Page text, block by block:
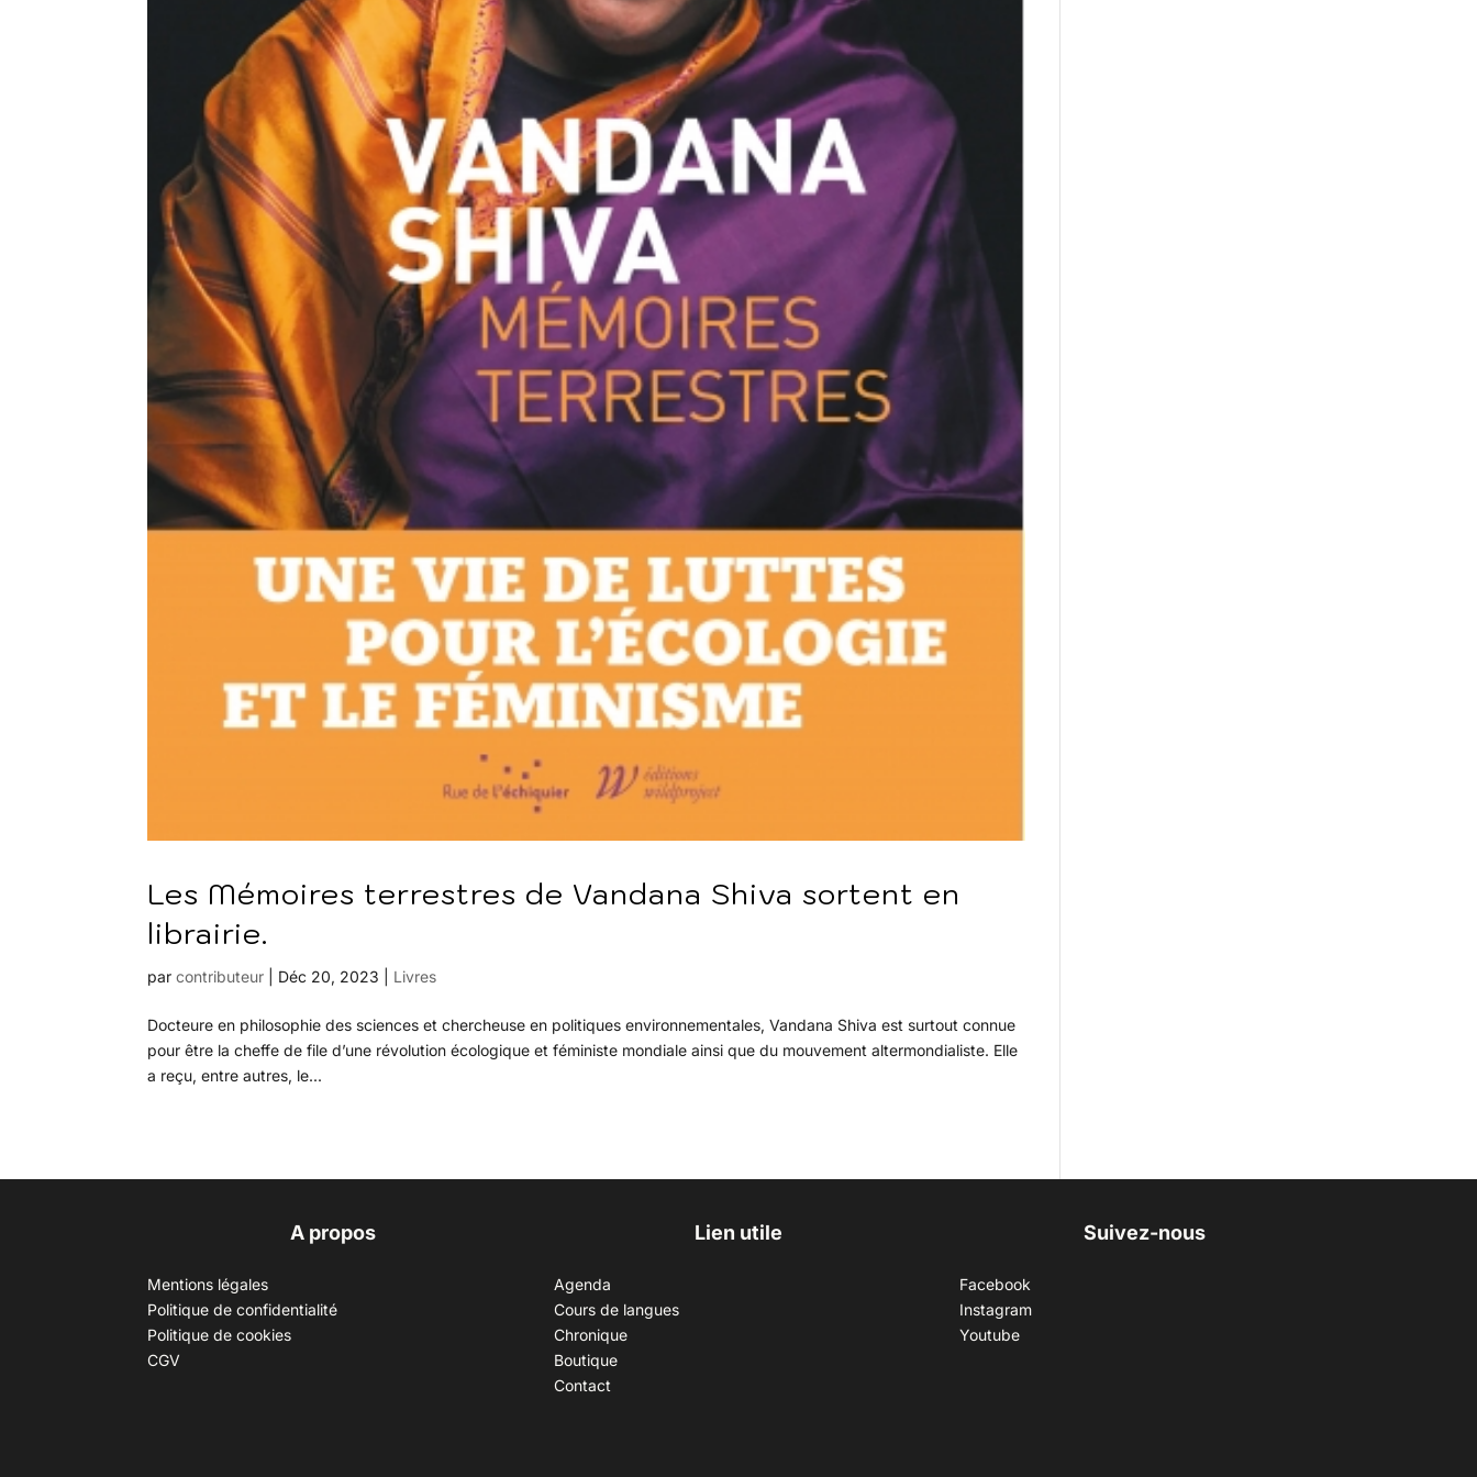
Les Mémoires terrestres de Vandana Shiva sortent en
librairie.
parcontributeur Déc 20, 2023 Livres
Docteure en philosophie des sciences et chercheuse en politiques environnementales, Vandana Shiva est surtout connue
pour être la cheffe de file d’une révolution écologique et féministe mondiale ainsi que du mouvement altermondialiste. Elle
a reçu, entre autres, le...
A propos
Mentions légales
Politique de confidentialité
Politique de cookies
CGV
Lien utile
Agenda
Cours de langues
Chronique
Boutique
Contact
Suivez-nous
Facebook
Instagram
Youtube